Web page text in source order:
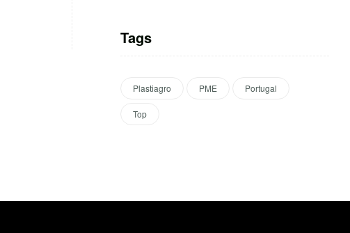
Tags
Plastiagro PME Portugal
Top